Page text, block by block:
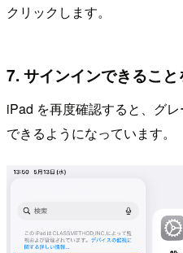
クリックします。
7. サインインできるこ
iPad を再度確認すると、グ
できるようになっています。